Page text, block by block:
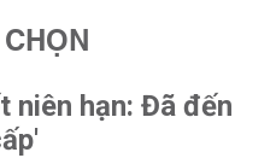
CHỌN
niên hạn: Đã đến